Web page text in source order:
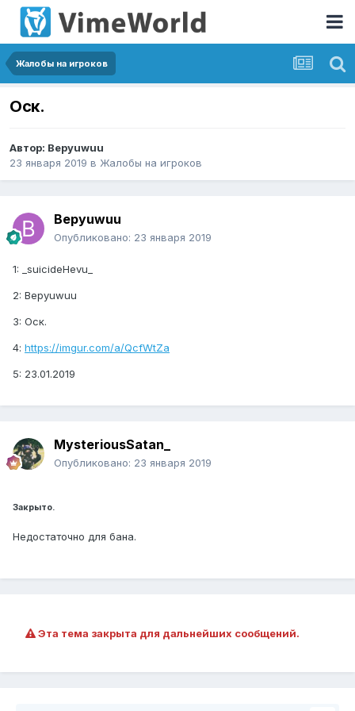
Жалобы на игроков
Оск.
Автор: Bepyuwuu
23 января 2019 в Жалобы на игроков
Bepyuwuu
Опубликовано: 23 января 2019
1: _suicideHevu_
2: Bepyuwuu
3: Оск.
4: https://imgur.com/a/QcfWtZa
5: 23.01.2019
MysteriousSatan_
Опубликовано: 23 января 2019
Закрыто.
Недостаточно для бана.
Эта тема закрыта для дальнейших сообщений.